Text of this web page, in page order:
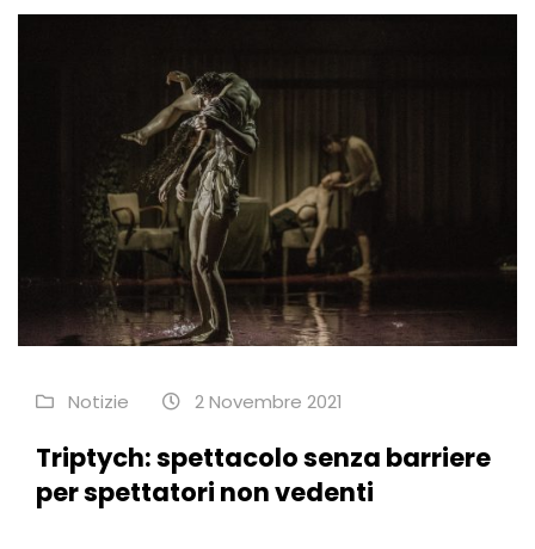
Notizie 2 Novembre 2021
Triptych: spettacolo senza barriere
per spettatori non vedenti